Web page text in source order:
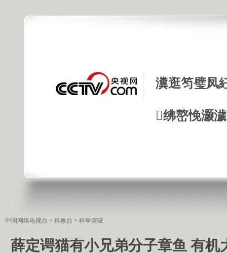
瀵逛笉璧凤
绋嶅悗灏
中国网络电视台 > 科教台 > 科学突破
薛定谔猫有小兄弟分子章鱼 有机